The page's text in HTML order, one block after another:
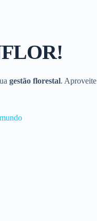
gestão florestal. Aproveite